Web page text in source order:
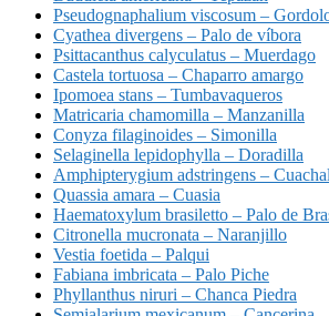
Pseudognaphalium viscosum –
Cyathea divergens – Palo de víbora
Psittacanthus calyculatus – Muerdago
Castela tortuosa – Chaparro amargo
Ipomoea stans – Tumbavaqueros
Matricaria chamomilla – Manzanilla
Conyza filaginoides – Simonilla
Selaginella lepidophylla – Doradilla
Amphipterygium adstringens –
Quassia amara – Cuasia
Haematoxylum brasiletto – Palo de
Citronella mucronata – Naranjillo
Vestia foetida – Palqui
Fabiana imbricata – Palo Piche
Phyllanthus niruri – Chanca Piedra